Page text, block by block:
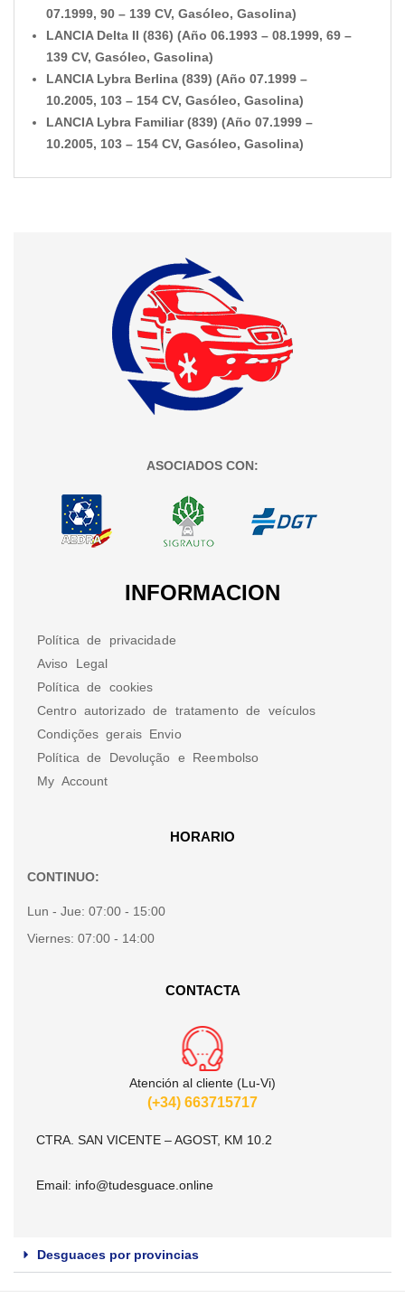
07.1999, 90 – 139 CV, Gasóleo, Gasolina)
LANCIA Delta II (836) (Año 06.1993 – 08.1999, 69 –
139 CV, Gasóleo, Gasolina)
LANCIA Lybra Berlina (839) (Año 07.1999 –
10.2005, 103 – 154 CV, Gasóleo, Gasolina)
LANCIA Lybra Familiar (839) (Año 07.1999 –
10.2005, 103 – 154 CV, Gasóleo, Gasolina)
ASOCIADOS CON:
INFORMACION
Política de privacidade
Aviso Legal
Política de cookies
Centro autorizado de tratamento de veículos
Condições gerais Envio
Política de Devolução e Reembolso
My Account
HORARIO
CONTINUO:
Lun - Jue: 07:00 - 15:00
Viernes: 07:00 - 14:00
CONTACTA
Atención al cliente (Lu-Vi)
(+34) 663715717
CTRA. SAN VICENTE – AGOST, KM 10.2
Email: info@tudesguace.online
Desguaces por provincias